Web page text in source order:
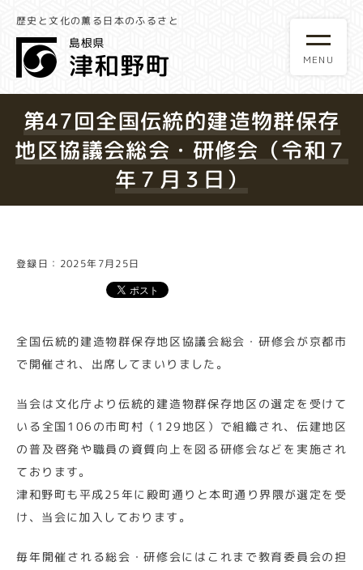
歴史と文化の薫る日本のふるさと
第47回全国伝統的建造物群保存
地区協議会総会・研修会（令和７
年７月３日）
登録日：2025年7月25日
全国伝統的建造物群保存地区協議会総会・研修会が京都市
で開催され、出席してまいりました。
当会は文化庁より伝統的建造物群保存地区の選定を受けて
いる全国106の市町村（129地区）で組織され、伝建地区
の普及啓発や職員の資質向上を図る研修会などを実施され
ております。
津和野町も平成25年に殿町通りと本町通り界隈が選定を受
け、当会に加入しております。
毎年開催される総会・研修会にはこれまで教育委員会の担